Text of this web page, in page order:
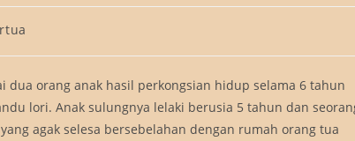
orang anak hasil perkongsian hidup selama 6 tahun
lori. Anak sulungnya lelaki berusia 5 tahun dan
agak selesa bersebelahan dengan rumah orang tua